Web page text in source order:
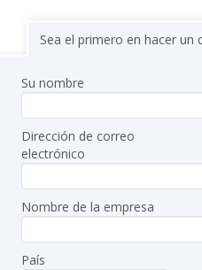
Sea el primero en hacer un
Su nombre
Dirección de correo
electrónico
Nombre de la empresa
País